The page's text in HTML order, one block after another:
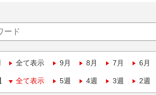
全て表示 9月 8月 7月 6月
全て表示 5週 4週 3週 2週